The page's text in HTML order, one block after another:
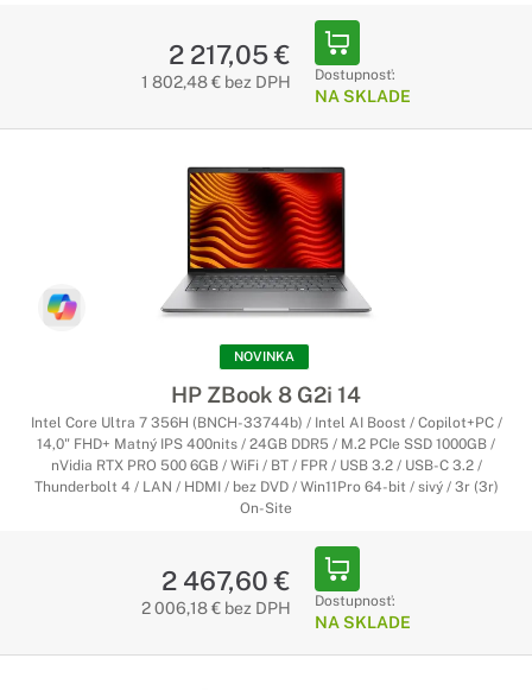
2 217,05 €
1 802,48 € bez DPH Dostupnosť:
NA SKLADE
NOVINKA
HP ZBook 8 G2i 14
Intel Core Ultra 7 356H (BNCH-33744b) / Intel AI Boost / Copilot+PC /
14,0" FHD+ Matný IPS 400nits / 24GB DDR5 / M.2 PCIe SSD 1000GB /
nVidia RTX PRO 500 6GB / WiFi / BT / FPR / USB 3.2 / USB-C 3.2 /
Thunderbolt 4 / LAN / HDMI / bez DVD / Win11Pro 64-bit / sivý / 3r (3r)
On-Site
2 467,60 €
2 006,18 € bez DPH Dostupnosť:
NA SKLADE